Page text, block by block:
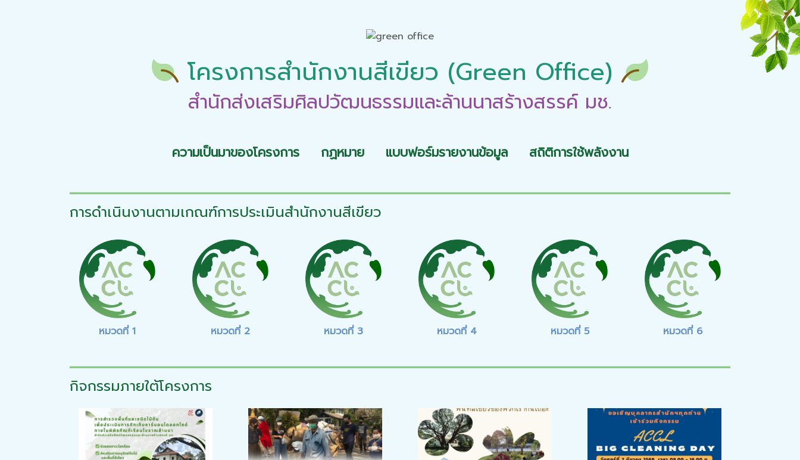
โครงการสำนักงานสีเขียว (Green Office)
สำนักส่งเสริมศิลปวัฒนธรรมและล้านนาสร้างสรรค์ มช.
ความเป็นมาของโครงการ กฏหมาย แบบฟอร์มรายงานข้อมูล สถิติการใช้พลังงาน
การดำเนินงานตามเกณฑ์การประเมินสำนักงานสีเขียว
หมวดที่ 1 หมวดที่ 2 หมวดที่ 3 หมวดที่ 4 หมวดที่ 5 หมวดที่ 6
กิจกรรมภายใต้โครงการ